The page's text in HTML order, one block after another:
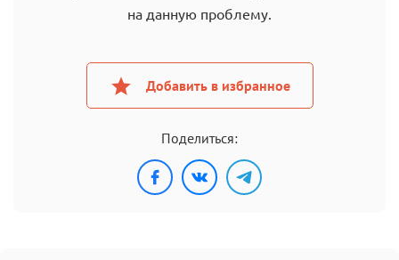
на данную проблему.
Добавить в избранное
Поделиться: